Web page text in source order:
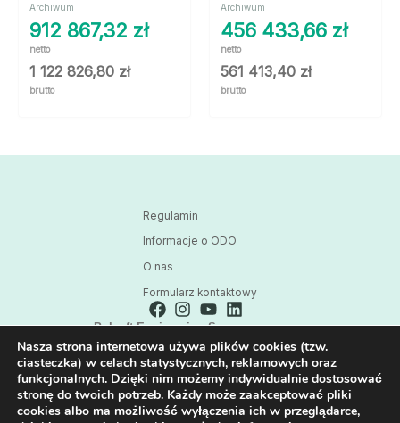
Archiwum
912 867,32 zł
netto
1 122 826,80 zł
brutto
Archiwum
456 433,66 zł
netto
561 413,40 zł
brutto
Regulamin
Informacje o ODO
O nas
Formularz kontaktowy
Polsoft Engineering Sp. z o.o.
ul. 73 Pułku Piechoty 1, 40-467 Katowice
Skontaktuj się z nami:
32 209 80 39
E-mail:
Nasza strona internetowa używa plików cookies (tzw.
ciasteczka) w celach statystycznych, reklamowych oraz
funkcjonalnych. Dzięki nim możemy indywidualnie dostosować
stronę do twoich potrzeb. Każdy może zaakceptować pliki
cookies albo ma możliwość wyłączenia ich w przeglądarce,